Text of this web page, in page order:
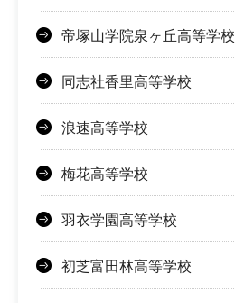
帝塚山学院泉ヶ丘高等学校
同志社香里高等学校
浪速高等学校
梅花高等学校
羽衣学園高等学校
初芝富田林高等学校